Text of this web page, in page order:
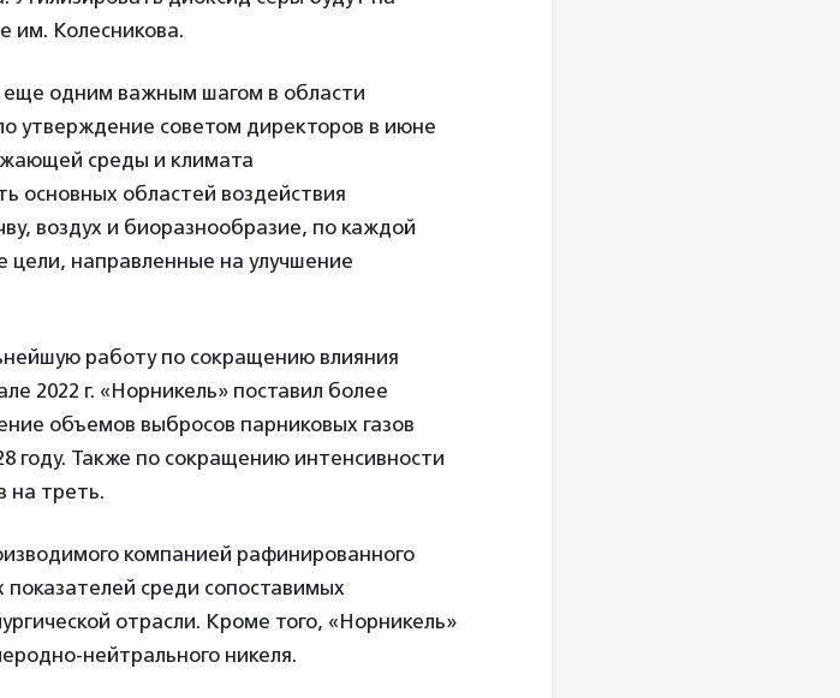
им. Колесникова.
еще одним важным шагом в области
утверждение советом директоров в июне
среды и климата
основных областей воздействия
воздух и биоразнообразие, по каждой
цели, направленные на улучшение
работу по сокращению влияния
2022 г. «Норникель» поставил более
объемов выбросов парниковых газов
году. Также по сокращению интенсивности
на треть.
компанией рафинированного
показателей среди сопоставимых
отрасли. Кроме того, «Норникель»
нейтрального никеля.